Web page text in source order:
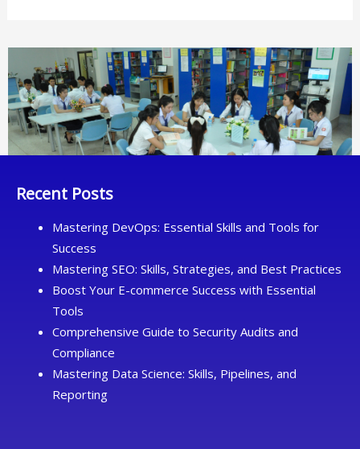
Recent Posts
Mastering DevOps: Essential Skills and Tools for
Success
Mastering SEO: Skills, Strategies, and Best Practices
Boost Your E-commerce Success with Essential
Tools
Comprehensive Guide to Security Audits and
Compliance
Mastering Data Science: Skills, Pipelines, and
Reporting